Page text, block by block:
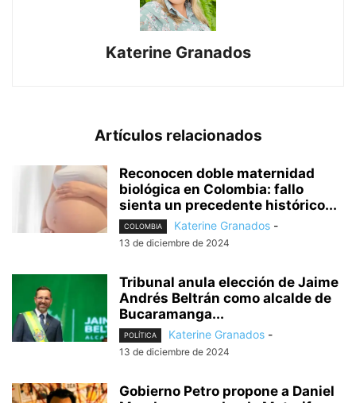
Katerine Granados
Artículos relacionados
Reconocen doble maternidad
biológica en Colombia: fallo
sienta un precedente histórico...
COLOMBIA Katerine Granados -
13 de diciembre de 2024
Tribunal anula elección de Jaime
Andrés Beltrán como alcalde de
Bucaramanga...
POLÍTICA Katerine Granados -
13 de diciembre de 2024
Gobierno Petro propone a Daniel